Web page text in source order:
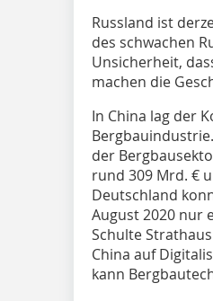
Russland ist
des schwachen
Unsicherheit,
machen die
In China lag der
der
rund 309 Mrd. €
Deutschland
August 2020 nur
Schulte
China auf
kann